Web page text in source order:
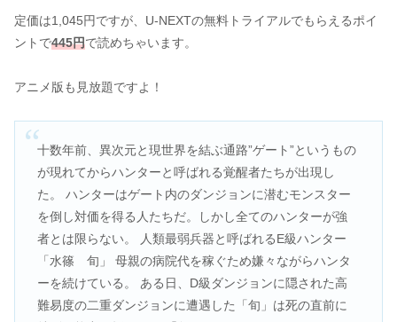
定価は1,045円ですが、U-NEXTの無料トライアルでもらえるポイ
ントで445円で読めちゃいます。
アニメ版も見放題ですよ！
十数年前、異次元と現世界を結ぶ通路”ゲート”というもの
が現れてからハンターと呼ばれる覚醒者たちが出現し
た。 ハンターはゲート内のダンジョンに潜むモンスター
を倒し対価を得る人たちだ。しかし全てのハンターが強
者とは限らない。 人類最弱兵器と呼ばれるE級ハンター
「水篠 旬」 母親の病院代を稼ぐため嫌々ながらハンタ
ーを続けている。 ある日、D級ダンジョンに隠された高
難易度の二重ダンジョンに遭遇した「旬」は死の直前に